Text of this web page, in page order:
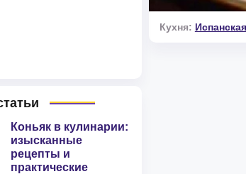
Кухня: Испанская
Коньяк в кулинарии:
изысканные
рецепты и
практические